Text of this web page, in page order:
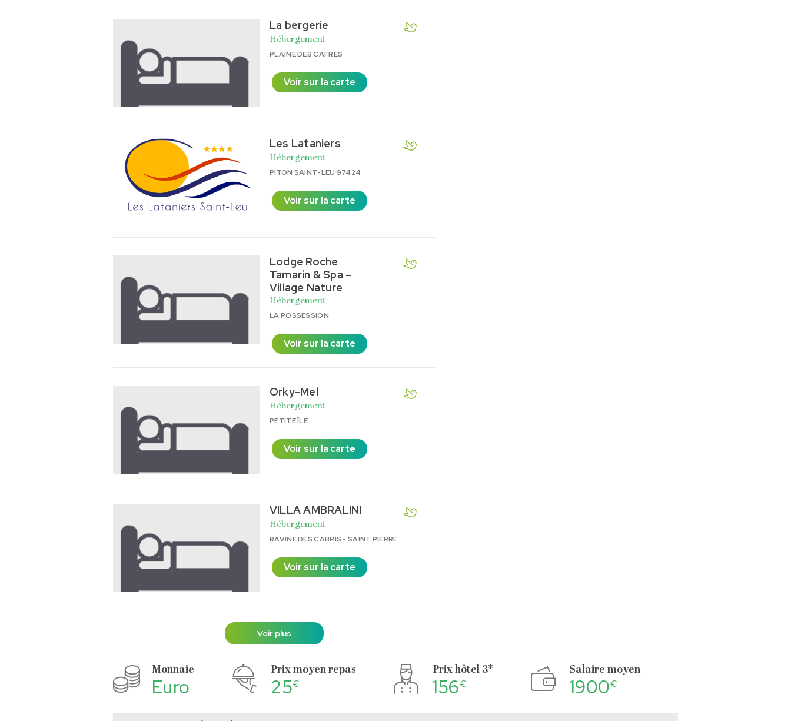
La bergerie
Hébergement
PLAINE DES CAFRES
Voir sur la carte
Les Lataniers
Hébergement
PITON SAINT-LEU 97424
Voir sur la carte
Lodge Roche
Tamarin & Spa –
Village Nature
Hébergement
LA POSSESSION
Voir sur la carte
Orky-Mel
Hébergement
PETITE ÎLE
Voir sur la carte
VILLA AMBRALINI
Hébergement
RAVINE DES CABRIS - SAINT PIERRE
Voir sur la carte
Voir plus
Monnaie
Euro
Prix moyen repas
25€
Prix hôtel 3*
156€
Salaire moyen
1900€